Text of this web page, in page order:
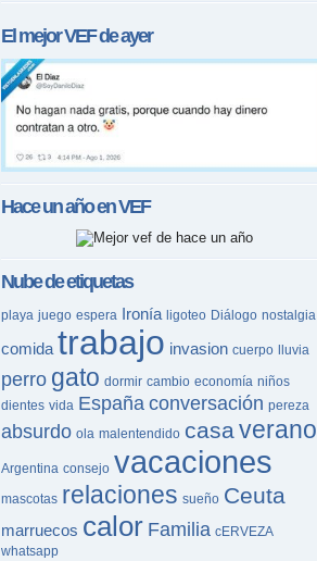
El mejorVEFde ayer
Hace un año enVEF
Nube de etiquetas
playa juego espera Ironía ligoteo Diálogo nostalgia
comida trabajo invasion cuerpo lluvia
perro gato dormir cambio economía niños
dientes vida España conversación pereza
absurdo ola malentendido casaverano
Argentina consejo vacaciones
mascotas relaciones sueño Ceuta
marruecos calor Familia cERVEZA
whatsapp